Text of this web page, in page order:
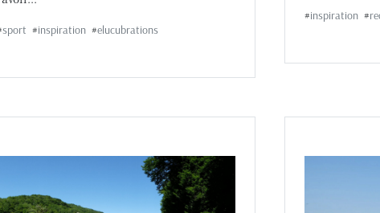
sport #inspiration #elucubrations
#inspiration #